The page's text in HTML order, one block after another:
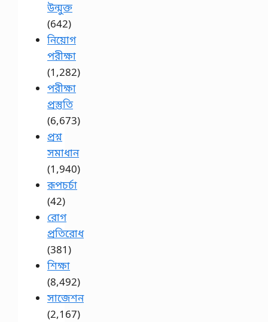
উন্মুক্ত
(642)
নিয়োগ
পরীক্ষা
(1,282)
পরীক্ষা
প্রস্তুতি
(6,673)
প্রশ্ন
সমাধান
(1,940)
রূপচর্চা
(42)
রোগ
প্রতিরোধ
(381)
শিক্ষা
(8,492)
সাজেশন
(2,167)